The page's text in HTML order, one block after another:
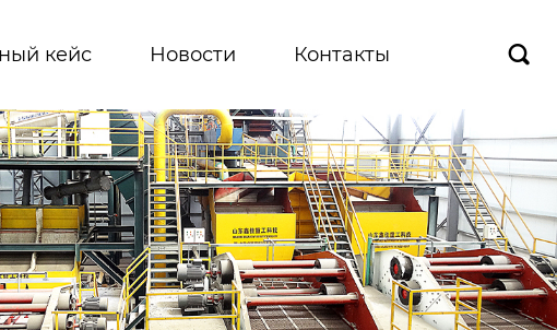
кейс Новости Контакты 